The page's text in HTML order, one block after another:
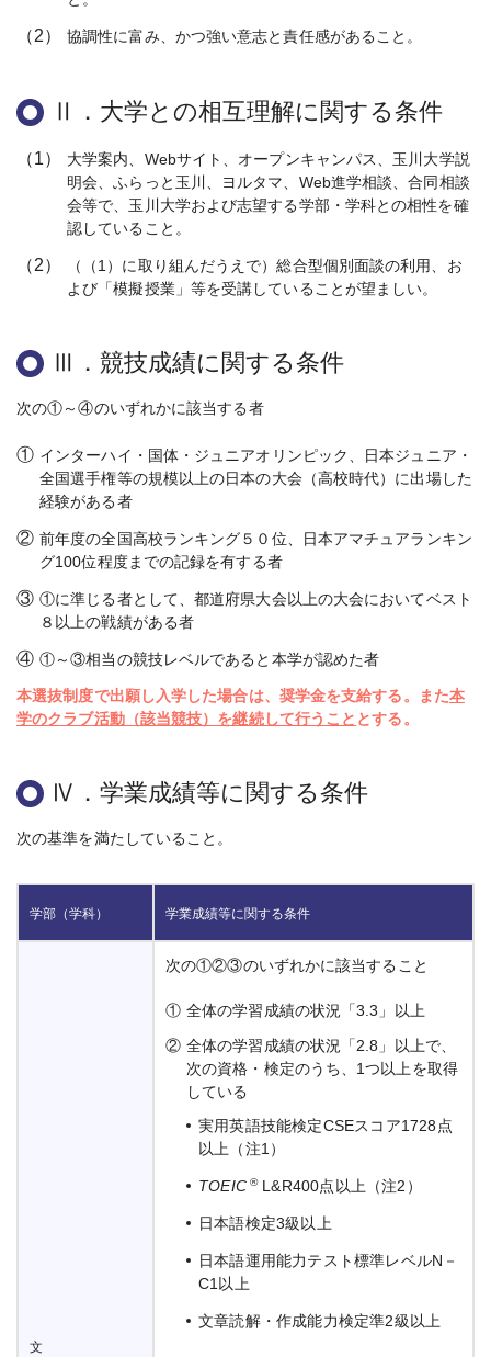
（2） 協調性に富み、かつ強い意志と責任感があること。
Ⅱ．大学との相互理解に関する条件
（1）
大学案内、Webサイト、オープンキャンパス、玉川大学説
明会、ふらっと玉川、ヨルタマ、Web進学相談、合同相談
会等で、玉川大学および志望する学部・学科との相性を確
認していること。
（2）
（（1）に取り組んだうえで）総合型個別面談の利用、お
よび「模擬授業」等を受講していることが望ましい。
Ⅲ．競技成績に関する条件
次の①～④のいずれかに該当する者
① インターハイ・国体・ジュニアオリンピック、日本ジュニア・
全国選手権等の規模以上の日本の大会（高校時代）に出場した
経験がある者
② 前年度の全国高校ランキング５０位、日本アマチュアランキン
グ100位程度までの記録を有する者
③ ①に準じる者として、都道府県大会以上の大会においてベスト
８以上の戦績がある者
④ ①～③相当の競技レベルであると本学が認めた者
本選抜制度で出願し入学した場合は、奨学金を支給する。また本
学のクラブ活動（該当競技）を継続して行うこと とする。
Ⅳ．学業成績等に関する条件
次の基準を満たしていること。
学部（学科） 学業成績等に関する条件
文
次の①②③のいずれかに該当すること
① 全体の学習成績の状況「3.3」以上
② 全体の学習成績の状況「2.8」以上で、
次の資格・検定のうち、1つ以上を取得
している
実用英語技能検定CSEスコア1728点
以上（注1）
TOEIC ®L&R400点以上（注2）
日本語検定3級以上
日本語運用能力テスト標準レベルN－
C1以上
文章読解・作成能力検定準2級以上